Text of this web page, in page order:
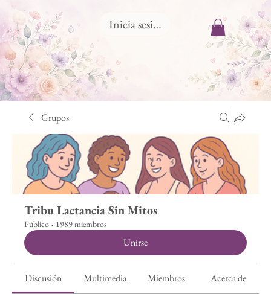
Inicia sesión
Grupos
Tribu Lactancia Sin Mitos
Público · 1989 miembros
Unirse
Discusión Multimedia Miembros Acerca de